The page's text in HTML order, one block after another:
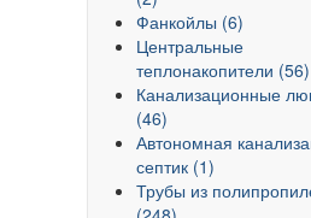
Фанкойлы (6)
Центральные
теплонакопители (56)
Канализационные
(46)
Автономная
септик (1)
Трубы из